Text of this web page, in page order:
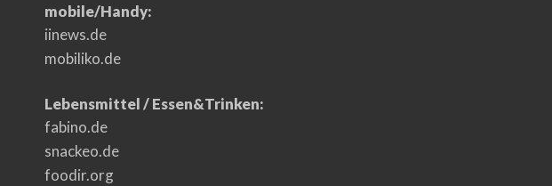
mobile/Handy:
iinews.de
mobiliko.de
Lebensmittel / Essen&Trinken:
fabino.de
snackeo.de
foodir.org